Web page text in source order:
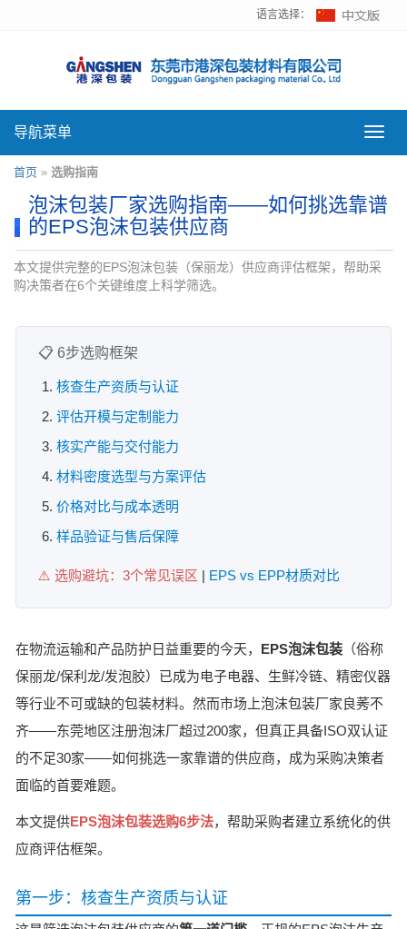
语言选择：
导
导航菜单
首页 » 选购指南
泡沫包装厂家选购指南——如何挑选靠谱
的EPS泡沫包装供应商
本文提供完整的EPS泡沫包装（保丽龙）供应商评估框架，帮助采
购决策者在6个关键维度上科学筛选。
📋 6步选购框架
核查生产资质与认证
评估开模与定制能力
核实产能与交付能力
材料密度选型与方案评估
价格对比与成本透明
样品验证与售后保障
⚠️ 选购避坑：3个常见误区 | EPS vs EPP材质对比
在物流运输和产品防护日益重要的今天， EPS泡沫包装 （俗称
保丽龙/保利龙/发泡胶）已成为电子电器、生鲜冷链、精密仪器
等行业不可或缺的包装材料。然而市场上泡沫包装厂家良莠不
齐——东莞地区注册泡沫厂超过200家，但真正具备ISO双认证
的不足30家——如何挑选一家靠谱的供应商，成为采购决策者
面临的首要难题。
本文提供EPS泡沫包装选购6步法，帮助采购者建立系统化的供
应商评估框架。
第一步：核查生产资质与认证